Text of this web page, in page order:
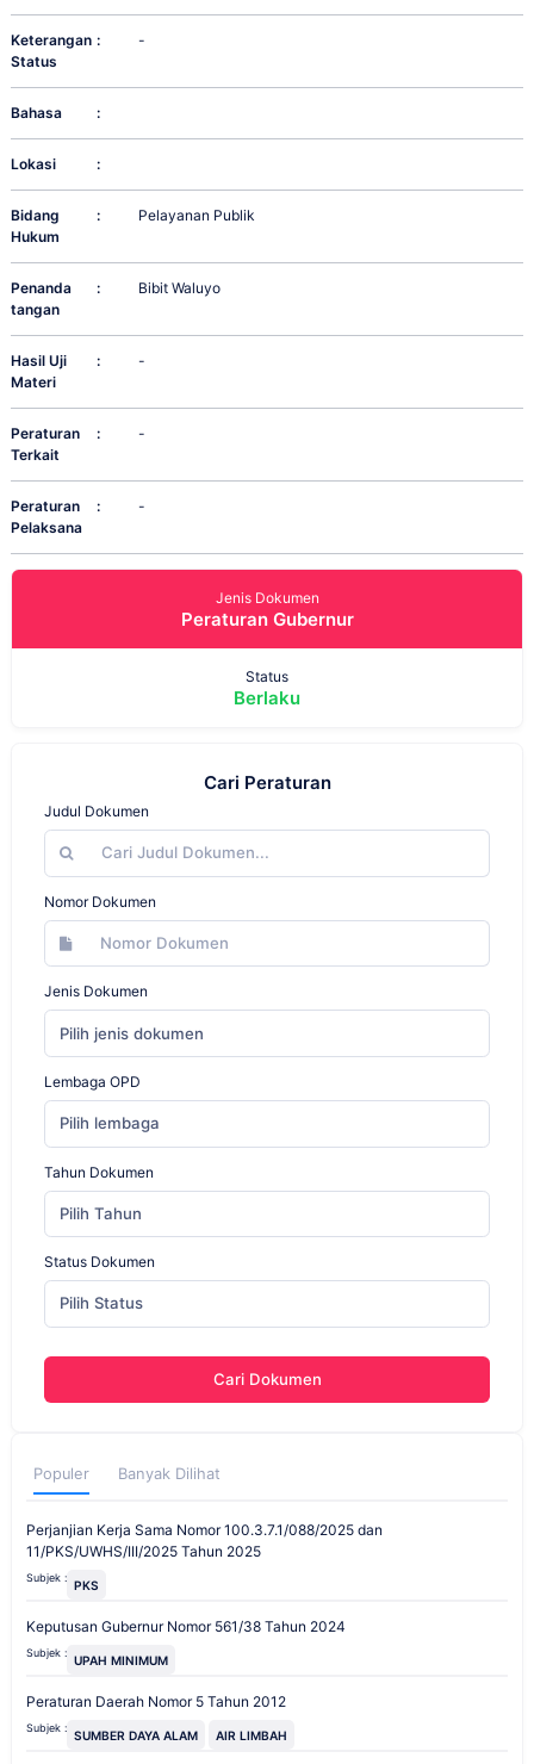
Keterangan
Status
: -
Bahasa :
Lokasi :
Bidang
Hukum
: Pelayanan Publik
Penanda
tangan
: Bibit Waluyo
Hasil Uji
Materi
: -
Peraturan
Terkait
: -
Peraturan
Pelaksana
: -
Jenis Dokumen
Peraturan Gubernur
Status
Berlaku
Cari Peraturan
Judul Dokumen
Nomor Dokumen
Jenis Dokumen
Pilih jenis dokumen
Lembaga OPD
Pilih lembaga
Tahun Dokumen
Pilih Tahun
Status Dokumen
Pilih Status
Cari Dokumen
Populer Banyak Dilihat
Perjanjian Kerja Sama Nomor 100.3.7.1/088/2025 dan
11/PKS/UWHS/III/2025 Tahun 2025
Subjek : PKS
Keputusan Gubernur Nomor 561/38 Tahun 2024
Subjek : UPAH MINIMUM
Peraturan Daerah Nomor 5 Tahun 2012
Subjek : SUMBER DAYA ALAM AIR LIMBAH